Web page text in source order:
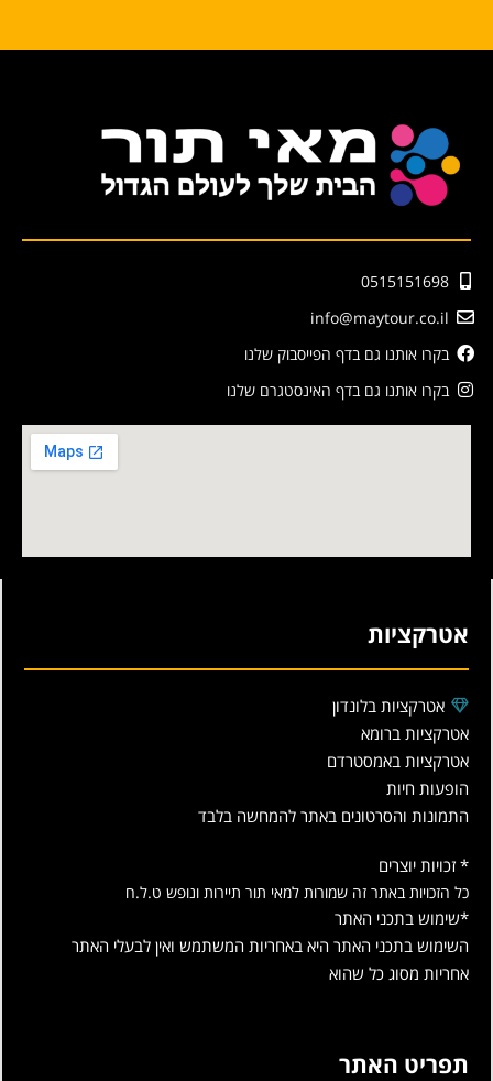
0515151698
info@maytour.co.il
בקרו אותנו גם בדף הפייסבוק שלנו
בקרו אותנו גם בדף האינסטגרם שלנו
אטרקציות
אטרקציות בלונדון
אטרקציות ברומא
אטרקציות באמסטרדם
הופעות חיות
התמונות והסרטונים באתר להמחשה בלבד
* זכויות יוצרים
כל הזכויות באתר זה שמורות למאי תור תיירות ונופש ט.ל.ח
*שימוש בתכני האתר
השימוש בתכני האתר היא באחריות המשתמש ואין לבעלי האתר
אחריות מסוג כל שהוא
תפריט האתר